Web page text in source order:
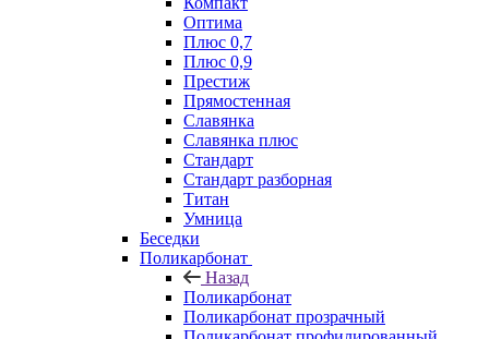
Оптима
Плюс 0,7
Плюс 0,9
Престиж
Прямостенная
Славянка
Славянка плюс
Стандарт
Стандарт разборная
Титан
Умница
Беседки
Поликарбонат
Назад
Поликарбонат
Поликарбонат прозрачный